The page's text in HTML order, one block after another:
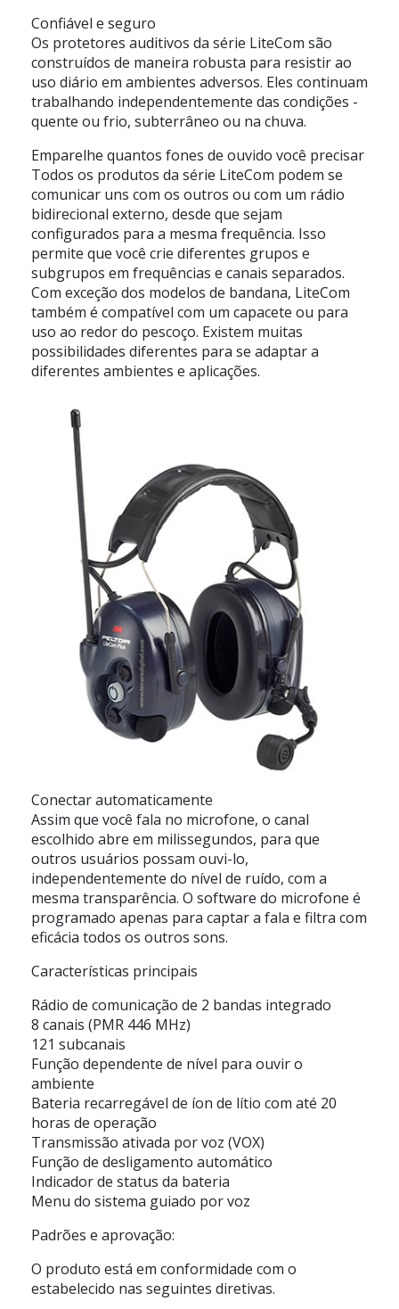
Confiável e seguro
Os protetores auditivos da série LiteCom são
construídos de maneira robusta para resistir ao
uso diário em ambientes adversos. Eles continuam
trabalhando independentemente das condições -
quente ou frio, subterrâneo ou na chuva.
Emparelhe quantos fones de ouvido você precisar
Todos os produtos da série LiteCom podem se
comunicar uns com os outros ou com um rádio
bidirecional externo, desde que sejam
configurados para a mesma frequência. Isso
permite que você crie diferentes grupos e
subgrupos em frequências e canais separados.
Com exceção dos modelos de bandana, LiteCom
também é compatível com um capacete ou para
uso ao redor do pescoço. Existem muitas
possibilidades diferentes para se adaptar a
diferentes ambientes e aplicações.
Conectar automaticamente
Assim que você fala no microfone, o canal
escolhido abre em milissegundos, para que
outros usuários possam ouvi-lo,
independentemente do nível de ruído, com a
mesma transparência. O software do microfone é
programado apenas para captar a fala e filtra com
eficácia todos os outros sons.
Características principais
Rádio de comunicação de 2 bandas integrado
8 canais (PMR 446 MHz)
121 subcanais
Função dependente de nível para ouvir o
ambiente
Bateria recarregável de íon de lítio com até 20
horas de operação
Transmissão ativada por voz (VOX)
Função de desligamento automático
Indicador de status da bateria
Menu do sistema guiado por voz
Padrões e aprovação:
O produto está em conformidade com o
estabelecido nas seguintes diretivas.